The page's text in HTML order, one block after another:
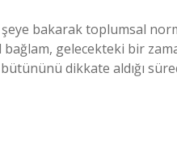
bakarak toplumsal
bağlam, gelecekteki bir
dikkate aldığı